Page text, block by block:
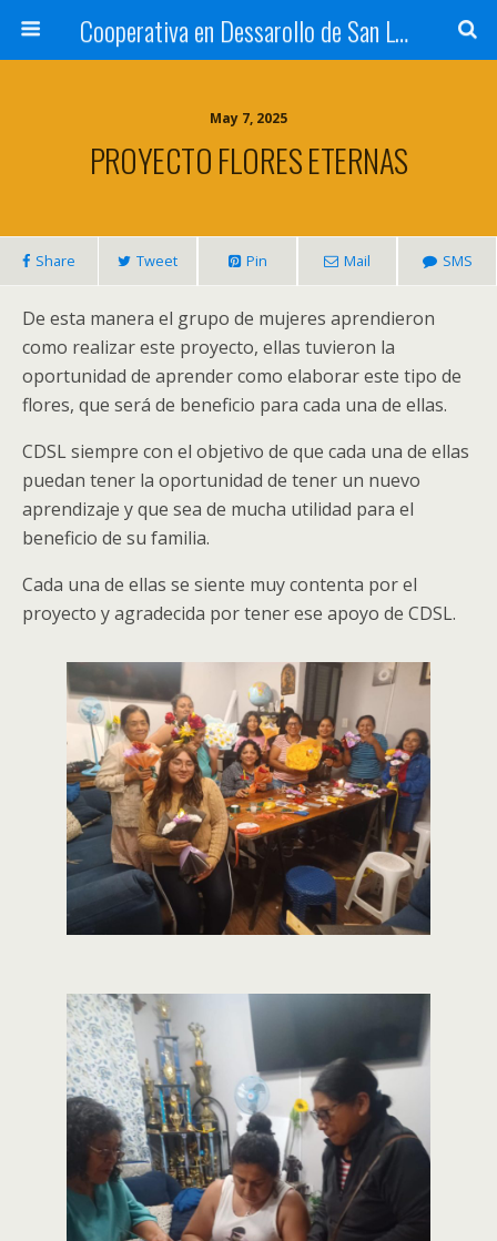
Cooperativa en Dessarollo de San Luis
May 7, 2025
PROYECTO FLORES ETERNAS
Share Tweet Pin Mail SMS
De esta manera el grupo de mujeres aprendieron
como realizar este proyecto, ellas tuvieron la
oportunidad de aprender como elaborar este tipo de
flores, que será de beneficio para cada una de ellas.
CDSL siempre con el objetivo de que cada una de ellas
puedan tener la oportunidad de tener un nuevo
aprendizaje y que sea de mucha utilidad para el
beneficio de su familia.
Cada una de ellas se siente muy contenta por el
proyecto y agradecida por tener ese apoyo de CDSL.